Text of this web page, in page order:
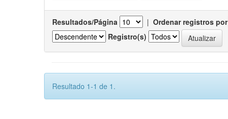
Resultados/Página | Ordenar registros por
Registro(s)
Resultado 1-1 de 1.